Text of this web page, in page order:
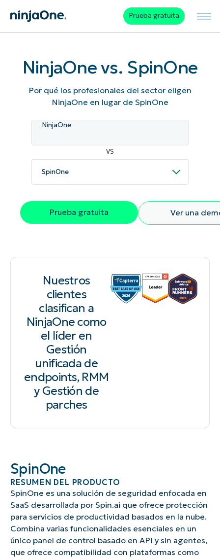
Prueba gratuita
NinjaOne vs. SpinOne
Por qué los profesionales del sector eligen
NinjaOne en lugar de SpinOne
NinjaOne
VS
Prueba gratuita Ver una
Nuestros
clientes
clasifican a
NinjaOne como
el líder en
Gestión
unificada de
endpoints, RMM
y Gestión de
parches
SpinOne
RESUMEN DEL PRODUCTO
SpinOne es una solución de seguridad enfocada en
SaaS desarrollada por Spin.ai que ofrece protección
para servicios de productividad basados en la nube.
Combina varias funcionalidades esenciales en un
único panel de control basado en API y sin agentes,
que ofrece compatibilidad con plataformas como